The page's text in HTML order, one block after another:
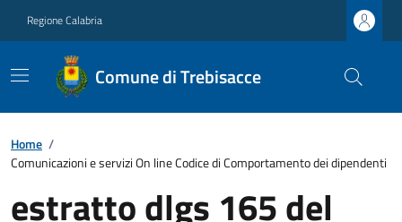
Regione Calabria
Comune di Trebisacce
Home /
Comunicazioni e servizi On line Codice di Comportamento dei dipendenti
estratto dlgs 165 del